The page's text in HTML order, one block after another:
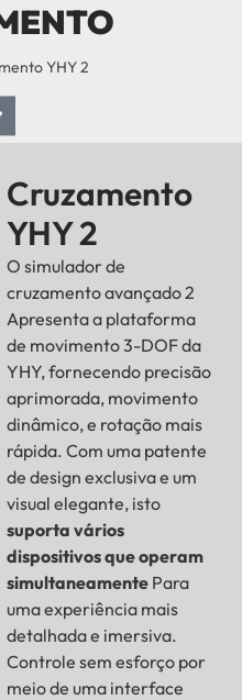
YHY 2
Cruzamento
YHY 2
O simulador de
cruzamento avançado 2
Apresenta a plataforma
de movimento 3-DOF da
YHY, fornecendo precisão
aprimorada, movimento
dinâmico, e rotação mais
rápida. Com uma patente
de design exclusiva e um
visual elegante, isto
suporta vários
dispositivos que operam
simultaneamente Para
uma experiência mais
detalhada e imersiva.
Controle sem esforço por
meio de uma interface